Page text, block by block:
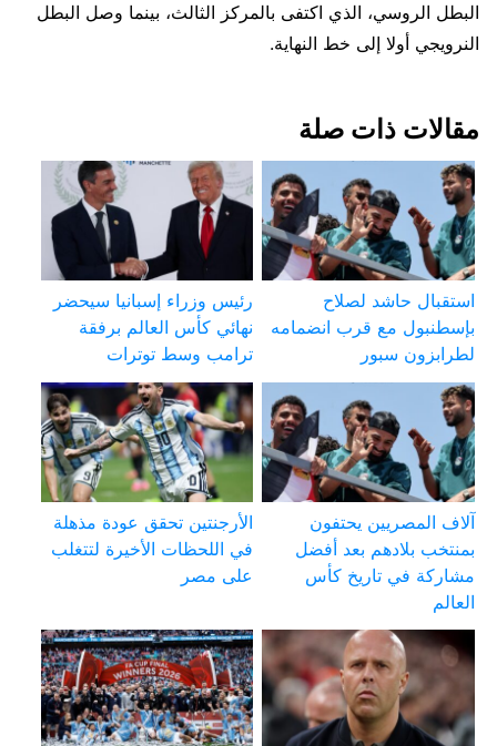
البطل الروسي، الذي اكتفى بالمركز الثالث، بينما وصل البطل
النرويجي أولا إلى خط النهاية.
مقالات ذات صلة
استقبال حاشد لصلاح
بإسطنبول مع قرب انضمامه
لطرابزون سبور
رئيس وزراء إسبانيا سيحضر
نهائي كأس العالم برفقة
ترامب وسط توترات
آلاف المصريين يحتفون
بمنتخب بلادهم بعد أفضل
مشاركة في تاريخ كأس
العالم
الأرجنتين تحقق عودة مذهلة
في اللحظات الأخيرة لتتغلب
على مصر